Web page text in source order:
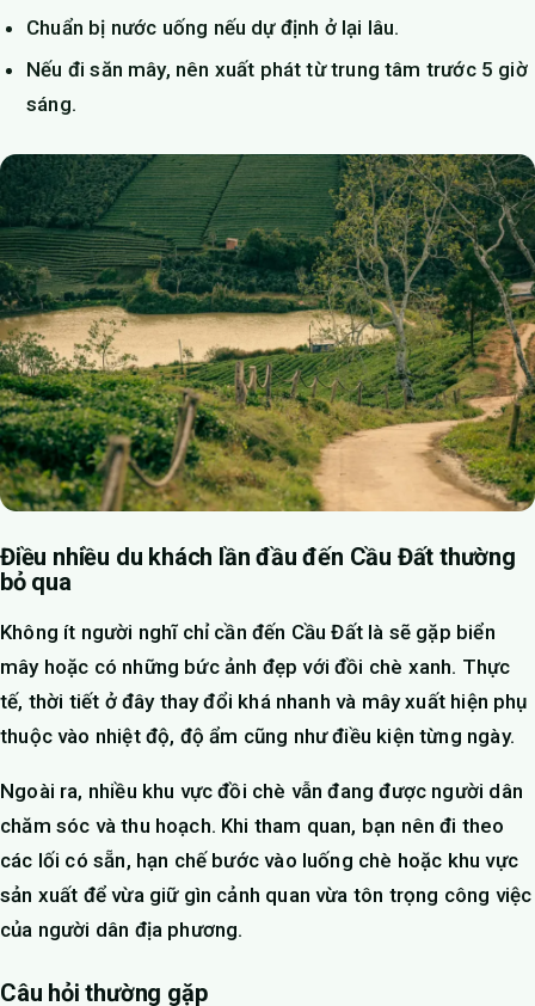
Chuẩn bị nước uống nếu dự định ở lại lâu.
Nếu đi săn mây, nên xuất phát từ trung tâm trước 5 giờ
sáng.
Điều nhiều du khách lần đầu đến Cầu Đất thường
bỏ qua
Không ít người nghĩ chỉ cần đến Cầu Đất là sẽ gặp biển
mây hoặc có những bức ảnh đẹp với đồi chè xanh. Thực
tế, thời tiết ở đây thay đổi khá nhanh và mây xuất hiện phụ
thuộc vào nhiệt độ, độ ẩm cũng như điều kiện từng ngày.
Ngoài ra, nhiều khu vực đồi chè vẫn đang được người dân
chăm sóc và thu hoạch. Khi tham quan, bạn nên đi theo
các lối có sẵn, hạn chế bước vào luống chè hoặc khu vực
sản xuất để vừa giữ gìn cảnh quan vừa tôn trọng công việc
của người dân địa phương.
Câu hỏi thường gặp